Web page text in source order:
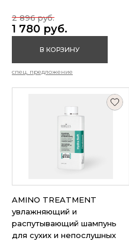
1 780 руб.
2 896 руб.
В КОРЗИНУ
спец. предложение
AMINO TREATMENT
увлажняющий и
распутывающий шампунь
для сухих и непослушных